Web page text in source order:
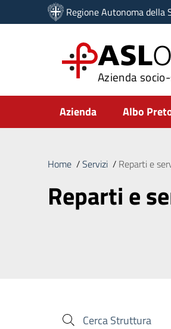
Vai ai contenuti
Vai al menu di navigazione
Regione Autonoma della
ASL
Azienda
Submenu
Azienda Albo
Home /Servizi / Reparti e
Reparti e
Cerca Struttura